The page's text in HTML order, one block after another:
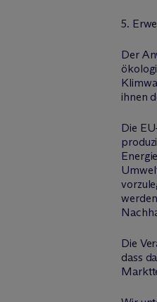
5.
Der
ihnen
Die
Die
dass